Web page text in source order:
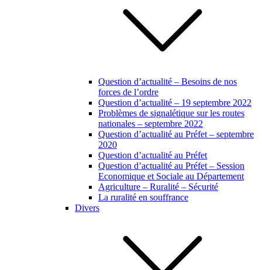
Question d’actualité – Besoins de nos
forces de l’ordre
Question d’actualité – 19 septembre 2022
Problèmes de signalétique sur les routes
nationales – septembre 2022
Question d’actualité au Préfet – septembre
2020
Question d’actualité au Préfet
Question d’actualité au Préfet – Session
Economique et Sociale au Département
Agriculture – Ruralité – Sécurité
La ruralité en souffrance
Divers